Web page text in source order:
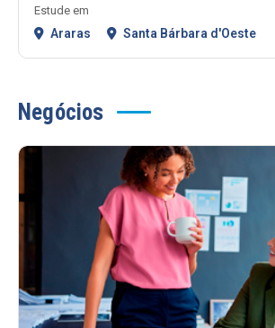
Estude em
Araras Santa Bárbara d'Oeste
Negócios